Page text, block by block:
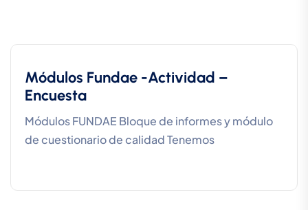
Módulos Fundae -Actividad –
Encuesta
Módulos FUNDAE Bloque de informes y módulo
de cuestionario de calidad Tenemos